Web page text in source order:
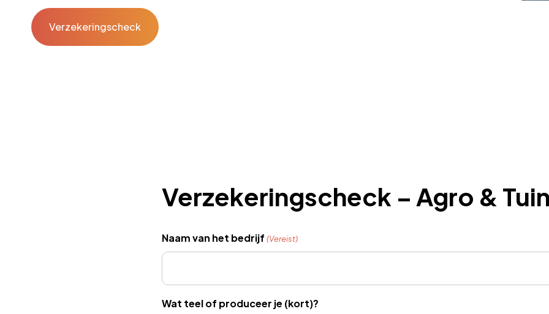
Verzekeringscheck
Verzekeringscheck – Agro &
Naam van het bedrijf (Vereist)
Wat teel of produceer je (kort)?